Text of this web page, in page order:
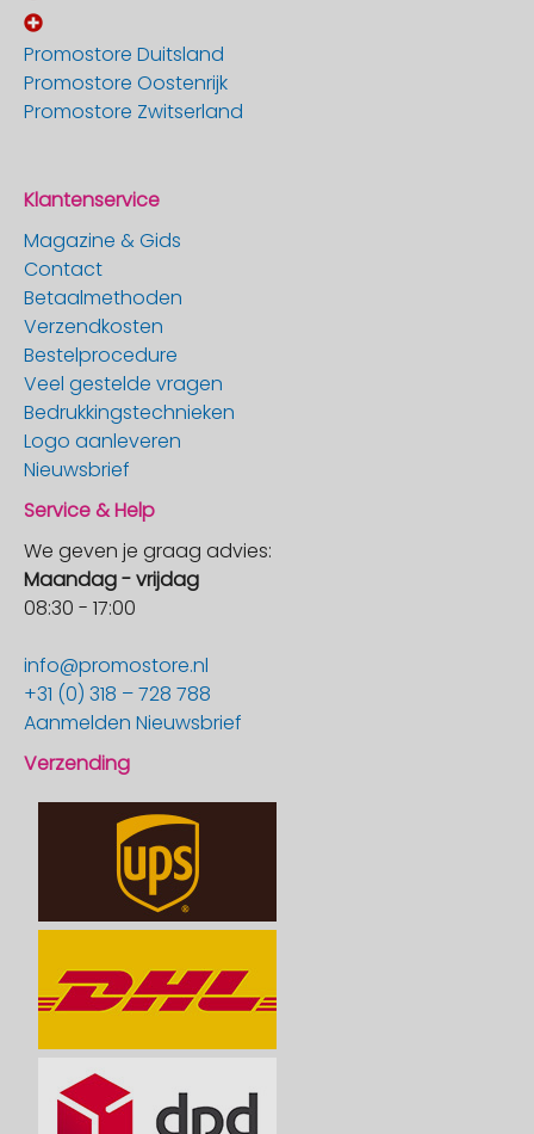
Promostore Duitsland
Promostore Oostenrijk
Promostore Zwitserland
Klantenservice
Magazine & Gids
Contact
Betaalmethoden
Verzendkosten
Bestelprocedure
Veel gestelde vragen
Bedrukkingstechnieken
Logo aanleveren
Nieuwsbrief
Service & Help
We geven je graag advies:
Maandag - vrijdag
08:30 - 17:00
info@promostore.nl
+31 (0) 318 – 728 788
Aanmelden Nieuwsbrief
Verzending